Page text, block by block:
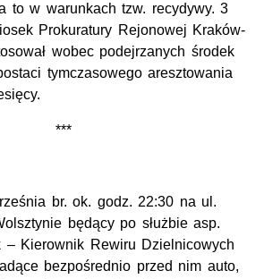
to w warunkach tzw. recydywy.3
Prokuratury Rejonowej Kraków-
wobec podejrzanych środek
tymczasowego aresztowania
***
br. ok. godz. 22:30 na ul.
będący po służbie asp.
– Kierownik Rewiru Dzielnicowych
bezpośrednio przed nim auto,